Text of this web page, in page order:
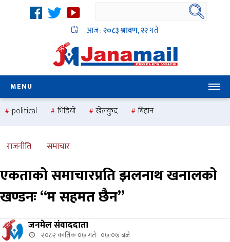
आज :२०८३ श्रावण, २२गते
MENU
political भिडियो खेलकुद
बिहान
national
health
राजनीति समाचार
एकताको समाचारप्रति झलनाथ खनालको
खण्डनः “म सहमत छैन”
जनमेल संवाददाता
२०८२ कार्तिक ०७ गते ०७:०७ बजे